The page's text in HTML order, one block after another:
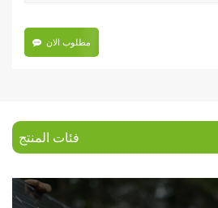
مطلوب الان
فئات المنتج